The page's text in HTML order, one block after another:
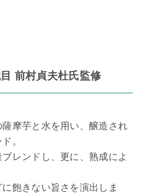
前村貞夫杜氏監修
摩芋と水を用い、醸造され
。
レンドし、更に、熟成によ
飽きない旨さを演出しま